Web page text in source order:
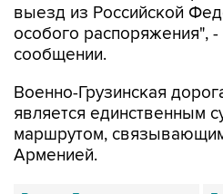
выезд из Российской
особого распоряжения", -
сообщении.
Военно-Грузинская
является единственным
маршрутом,
Арменией.